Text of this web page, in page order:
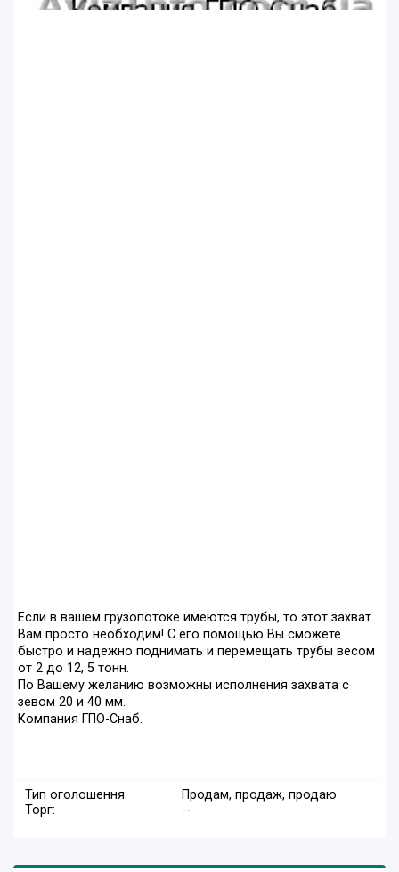
Если в вашем грузопотоке имеются трубы, то этот захват
Вам просто необходим! С его помощью Вы сможете
быстро и надежно поднимать и перемещать трубы весом
от 2 до 12, 5 тонн.
По Вашему желанию возможны исполнения захвата с
зевом 20 и 40 мм.
Компания ГПО-Снаб.
Тип оголошення:
Продам, продаж, продаю
Торг:
--